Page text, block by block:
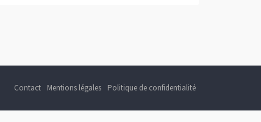
Contact Mentions légales Politique de confidentialité